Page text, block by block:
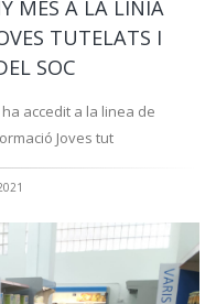
MÉS A LA LÍNIA
TUTELATS I
SOC
ha accedit a la linea de
Joves tut